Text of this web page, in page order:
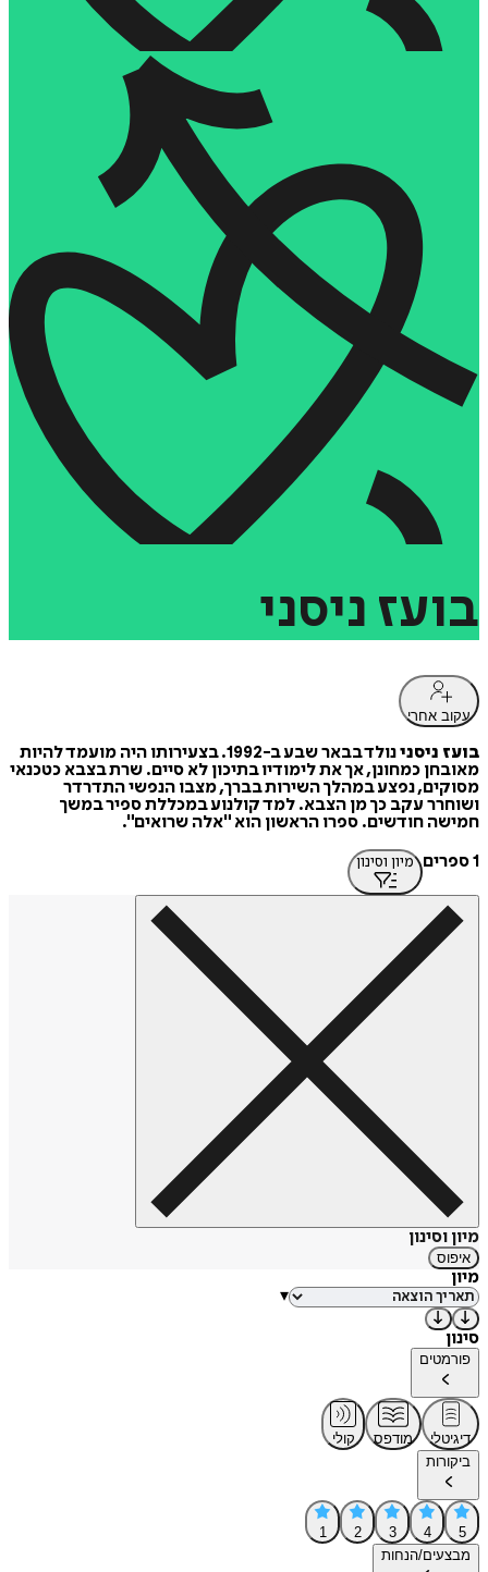
בועז ניסני
עקוב אחרי
בועז ניסני
נולד בבאר שבע ב-1992. בצעירותו היה מועמד להיות
מאובחן כמחונן, אך את לימודיו בתיכון לא סיים. שרת בצבא כטכנאי
מסוקים, נפצע במהלך השירות בברך, מצבו הנפשי התדרדר
ושוחרר עקב כך מן הצבא. למד קולנוע במכללת ספיר במשך
חמישה חודשים. ספרו הראשון הוא "אלה שרואים".
1 ספרים
מיון וסינון
מיון וסינון
איפוס
מיון
▾
סינון
פורמטים
דיגיטלי מודפס
קולי
ביקורות
5
4
3
2
1
מבצעים/הנחות